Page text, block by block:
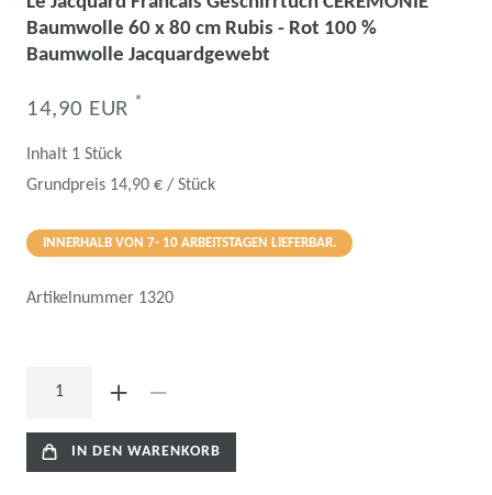
Baumwolle 60 x 80 cm Rubis - Rot 100 %
Baumwolle Jacquardgewebt
14,90 EUR *
Inhalt 1 Stück
Grundpreis 14,90 € / Stück
INNERHALB VON 7- 10 ARBEITSTAGEN LIEFERBAR.
Artikelnummer 1320
IN DEN WARENKORB